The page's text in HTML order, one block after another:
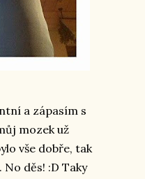
a zápasím s
mozek už
vše dobře, tak
děs! :D Taky